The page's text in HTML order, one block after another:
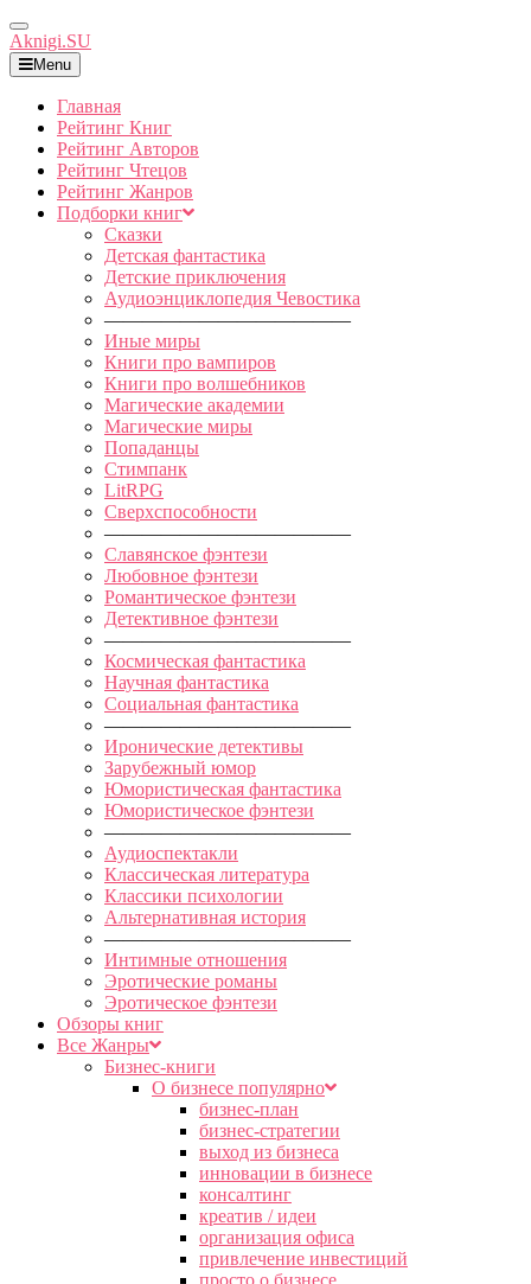
Toggle
Navigation
Aknigi.SU
Menu
Главная
Рейтинг Книг
Рейтинг Авторов
Рейтинг Чтецов
Рейтинг Жанров
Подборки книг
Сказки
Детская фантастика
Детские приключения
Аудиоэнциклопедия Чевостика
—————————————
Иные миры
Книги про вампиров
Книги про волшебников
Магические академии
Магические миры
Попаданцы
Стимпанк
LitRPG
Сверхспособности
—————————————
Славянское фэнтези
Любовное фэнтези
Романтическое фэнтези
Детективное фэнтези
—————————————
Космическая фантастика
Научная фантастика
Социальная фантастика
—————————————
Иронические детективы
Зарубежный юмор
Юмористическая фантастика
Юмористическое фэнтези
—————————————
Аудиоспектакли
Классическая литература
Классики психологии
Альтернативная история
—————————————
Интимные отношения
Эротические романы
Эротическое фэнтези
Обзоры книг
Все Жанры
Бизнес-книги
О бизнесе популярно
бизнес-план
бизнес-стратегии
выход из бизнеса
инновации в бизнесе
консалтинг
креатив / идеи
организация офиса
привлечение инвестиций
просто о бизнесе